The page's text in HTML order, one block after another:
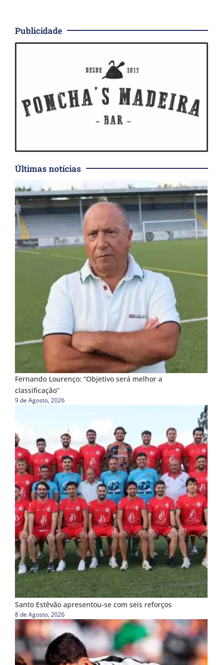
Publicidade
Últimas notícias
Fernando Lourenço: “Objetivo será melhor a
classificação”
9 de Agosto, 2026
Santo Estêvão apresentou-se com seis reforços
8 de Agosto, 2026